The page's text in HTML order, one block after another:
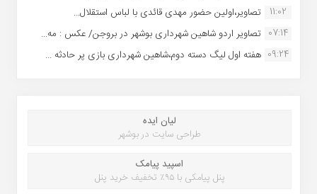
11:02
تصاویر،اولین حضور مهدی قائدی با لباس استقلال...
07:14 تصاویر اردو شاهین شهرداری بوشهر در بروجن/ عکس : مه...
09:24 هفته اول لیگ دسته دوم،شاهین شهرداری بازی پر حادثه ...
لیان ایده
طراحی سایت در بوشهر
اسپید پیامک
پنل پیامکی با ۹۵٪ تخفیف خرید پنل